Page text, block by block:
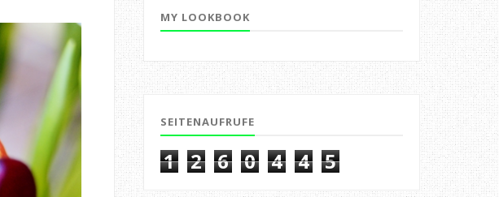
MY LOOKBOOK
SEITENAUFRUFE
1 2 6 0 4 4 5